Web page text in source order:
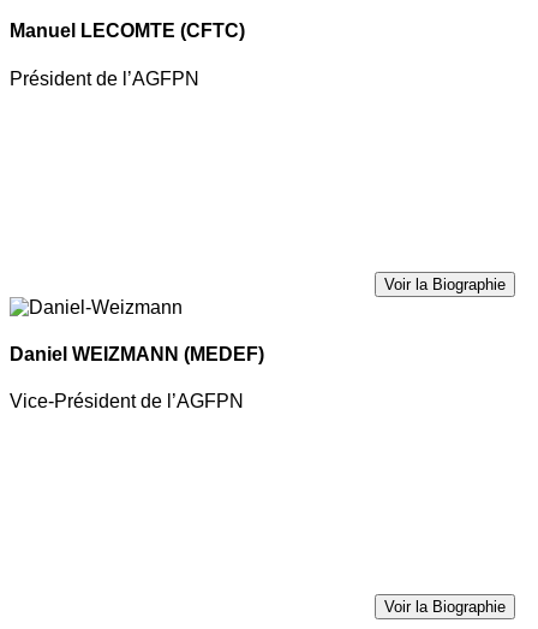
Manuel LECOMTE (CFTC)
Président de l’AGFPN
Voir la Biographie
Daniel WEIZMANN (MEDEF)
Vice-Président de l’AGFPN
Voir la Biographie